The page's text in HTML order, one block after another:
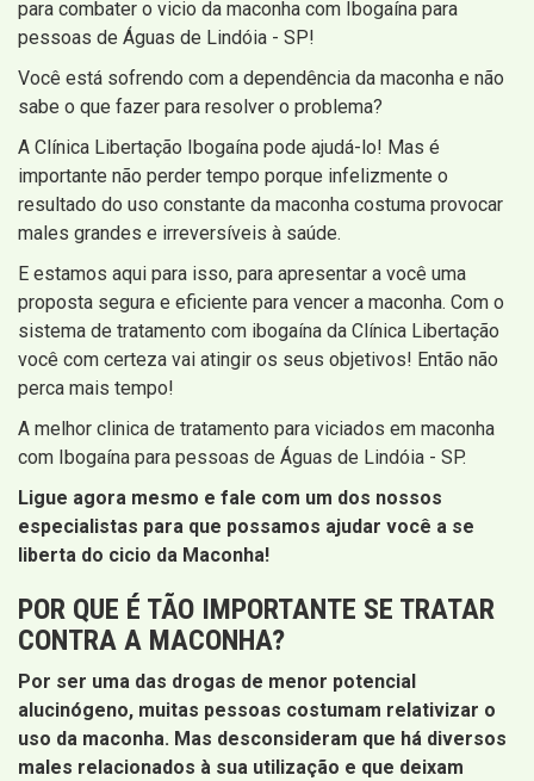
para combater o vicio da maconha com Ibogaína para
pessoas de Águas de Lindóia - SP!
Você está sofrendo com a dependência da maconha e não
sabe o que fazer para resolver o problema?
A Clínica Libertação Ibogaína pode ajudá-lo! Mas é
importante não perder tempo porque infelizmente o
resultado do uso constante da maconha costuma provocar
males grandes e irreversíveis à saúde.
E estamos aqui para isso, para apresentar a você uma
proposta segura e eficiente para vencer a maconha. Com o
sistema de tratamento com ibogaína da Clínica Libertação
você com certeza vai atingir os seus objetivos! Então não
perca mais tempo!
A melhor clinica de tratamento para viciados em maconha
com Ibogaína para pessoas de Águas de Lindóia - SP.
Ligue agora mesmo e fale com um dos nossos
especialistas para que possamos ajudar você a se
liberta do cicio da Maconha!
POR QUE É TÃO IMPORTANTE SE TRATAR
CONTRA A MACONHA?
Por ser uma das drogas de menor potencial
alucinógeno, muitas pessoas costumam relativizar o
uso da maconha. Mas desconsideram que há diversos
males relacionados à sua utilização e que deixam